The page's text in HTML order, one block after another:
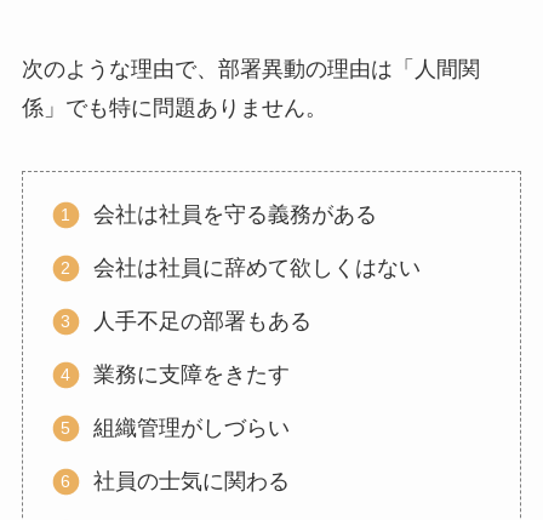
次のような理由で、部署異動の理由は「人間関
係」でも特に問題ありません。
会社は社員を守る義務がある
会社は社員に辞めて欲しくはない
人手不足の部署もある
業務に支障をきたす
組織管理がしづらい
社員の士気に関わる